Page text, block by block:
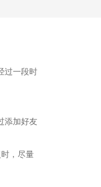
过一段时
添加好友
，尽量